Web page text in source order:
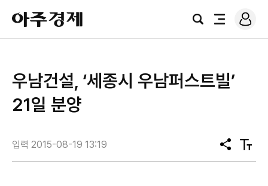
아
주
경
검
전
로
그
우남건설, ‘세종시 우남퍼스트빌’
21일 분양
입력 2015-08-19 13:19
공
유
텍
스